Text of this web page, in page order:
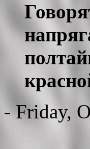
- Friday,